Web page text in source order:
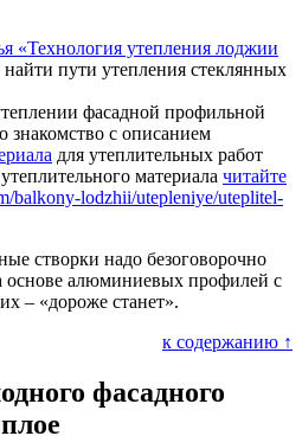
«Технология утепления лоджии
найти пути утепления стеклянных
фасадной профильной
знакомство с описанием
для утеплительных работ
материала читайте
balkony-lodzhii/utepleniye/uteplitel-
створки надо безоговорочно
основе алюминиевых профилей с
– «дороже станет».
к содержанию ↑
фасадного